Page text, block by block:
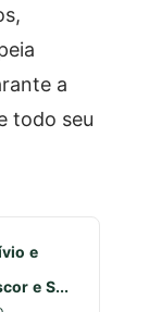
a
todo seu
e
e S...